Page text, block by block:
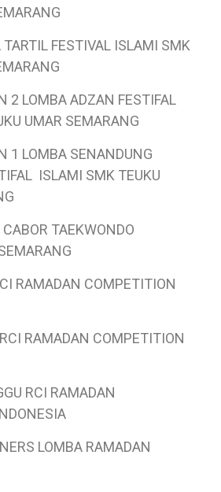
FESTIVAL ISLAMI SMK
2 LOMBA ADZAN FESTIFAL
UMAR SEMARANG
1 LOMBA SENANDUNG
ISLAMI SMK TEUKU
TAEKWONDO
RAMADAN COMPETITION
RAMADAN COMPETITION
RCI RAMADAN
LOMBA RAMADAN